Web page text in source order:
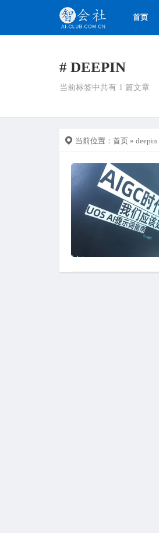
首页
# DEEPIN
当前标签中共有 1 篇文章
当前位置： 首页 » deepin